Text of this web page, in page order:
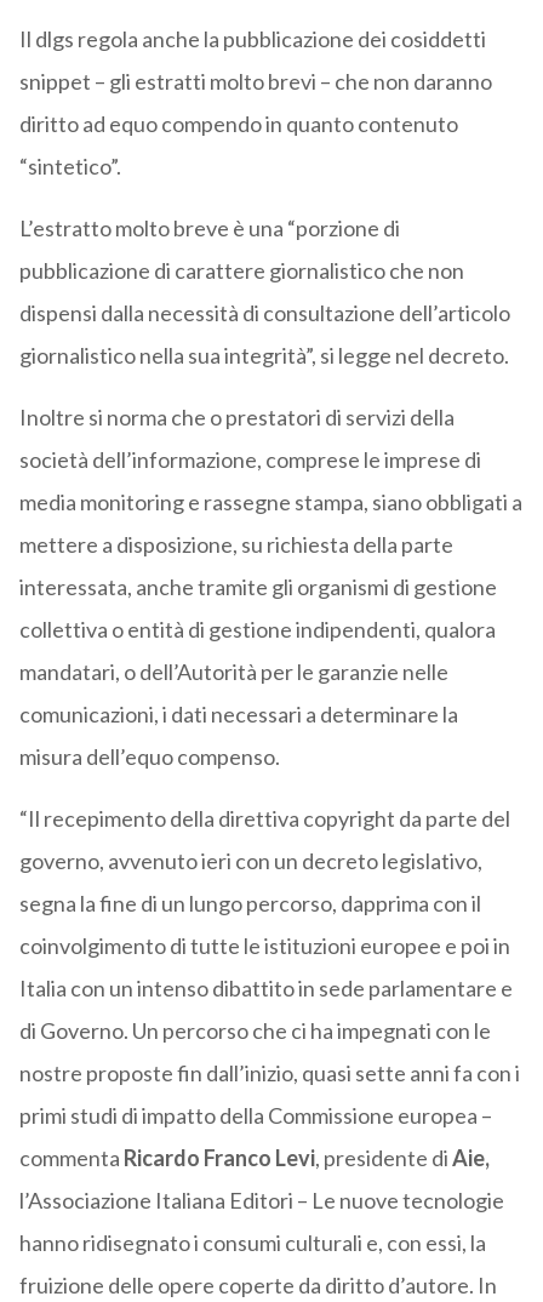
Il dlgs regola anche la pubblicazione dei cosiddetti
snippet – gli estratti molto brevi – che non daranno
diritto ad equo compendo in quanto contenuto
“sintetico”.
L’estratto molto breve è una “porzione di
pubblicazione di carattere giornalistico che non
dispensi dalla necessità di consultazione dell’articolo
giornalistico nella sua integrità”, si legge nel decreto.
Inoltre si norma che o prestatori di servizi della
società dell’informazione, comprese le imprese di
media monitoring e rassegne stampa, siano obbligati a
mettere a disposizione, su richiesta della parte
interessata, anche tramite gli organismi di gestione
collettiva o entità di gestione indipendenti, qualora
mandatari, o dell’Autorità per le garanzie nelle
comunicazioni, i dati necessari a determinare la
misura dell’equo compenso.
“Il recepimento della direttiva copyright da parte del
governo, avvenuto ieri con un decreto legislativo,
segna la fine di un lungo percorso, dapprima con il
coinvolgimento di tutte le istituzioni europee e poi in
Italia con un intenso dibattito in sede parlamentare e
di Governo. Un percorso che ci ha impegnati con le
nostre proposte fin dall’inizio, quasi sette anni fa con i
primi studi di impatto della Commissione europea –
commenta Ricardo Franco Levi, presidente diAie,
l’Associazione Italiana Editori – Le nuove tecnologie
hanno ridisegnato i consumi culturali e, con essi, la
fruizione delle opere coperte da diritto d’autore. In